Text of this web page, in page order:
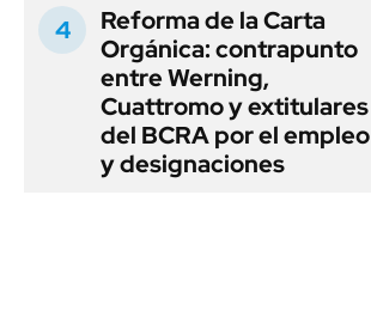
Reforma de la Carta
Orgánica: contrapunto
entre Werning,
Cuattromo y extitulares
del BCRA por el empleo
y designaciones